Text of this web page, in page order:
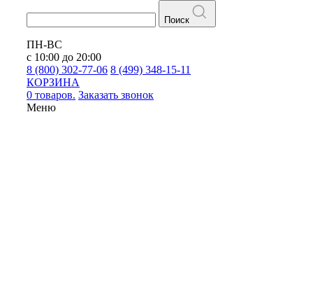
Поиск
ПН-ВС
с 10:00 до 20:00
8 (800) 302-77-06 8 (499) 348-15-11
КОРЗИНА
0 товаров. Заказать звонок
Меню